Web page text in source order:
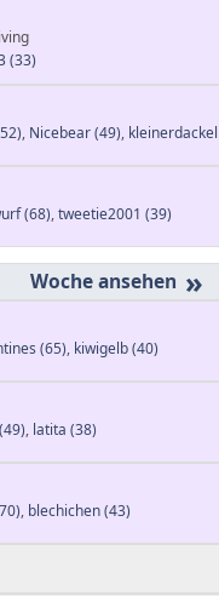
(33)
, Nicebear(49), kleinerdackel
(68),tweetie2001 (39)
»
(65), kiwigelb(40)
(49), latita (38)
, blechichen(43)